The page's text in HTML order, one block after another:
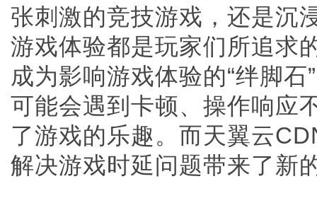
张刺激的竞技游戏，还是沉
游戏体验都是玩家们所追求
成为影响游戏体验的“绊脚
可能会遇到卡顿、操作响应
了游戏的乐趣。而天翼云
解决游戏时延问题带来了新